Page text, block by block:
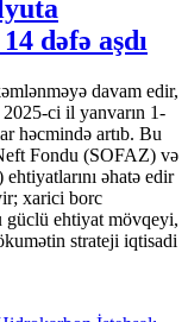
dəfə aşdı
davam edir,
ci il yanvarın 1-
həcmində artıb. Bu
Fondu (SOFAZ) və
əhatə edir
xarici borc
güclü ehtiyat mövqeyi,
strateji iqtisadi